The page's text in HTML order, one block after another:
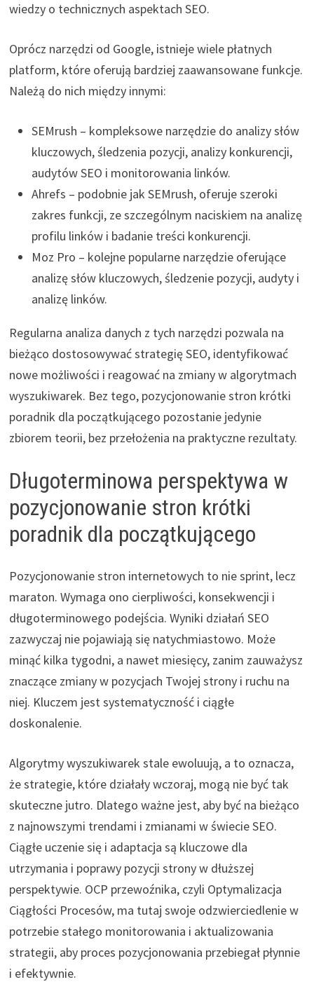
wiedzy o technicznych aspektach SEO.
Oprócz narzędzi od Google, istnieje wiele płatnych
platform, które oferują bardziej zaawansowane funkcje.
Należą do nich między innymi:
SEMrush – kompleksowe narzędzie do analizy słów
kluczowych, śledzenia pozycji, analizy konkurencji,
audytów SEO i monitorowania linków.
Ahrefs – podobnie jak SEMrush, oferuje szeroki
zakres funkcji, ze szczególnym naciskiem na analizę
profilu linków i badanie treści konkurencji.
Moz Pro – kolejne popularne narzędzie oferujące
analizę słów kluczowych, śledzenie pozycji, audyty i
analizę linków.
Regularna analiza danych z tych narzędzi pozwala na
bieżąco dostosowywać strategię SEO, identyfikować
nowe możliwości i reagować na zmiany w algorytmach
wyszukiwarek. Bez tego, pozycjonowanie stron krótki
poradnik dla początkującego pozostanie jedynie
zbiorem teorii, bez przełożenia na praktyczne rezultaty.
Długoterminowa perspektywa w
pozycjonowanie stron krótki
poradnik dla początkującego
Pozycjonowanie stron internetowych to nie sprint, lecz
maraton. Wymaga ono cierpliwości, konsekwencji i
długoterminowego podejścia. Wyniki działań SEO
zazwyczaj nie pojawiają się natychmiastowo. Może
minąć kilka tygodni, a nawet miesięcy, zanim zauważysz
znaczące zmiany w pozycjach Twojej strony i ruchu na
niej. Kluczem jest systematyczność i ciągłe
doskonalenie.
Algorytmy wyszukiwarek stale ewoluują, a to oznacza,
że strategie, które działały wczoraj, mogą nie być tak
skuteczne jutro. Dlatego ważne jest, aby być na bieżąco
z najnowszymi trendami i zmianami w świecie SEO.
Ciągłe uczenie się i adaptacja są kluczowe dla
utrzymania i poprawy pozycji strony w dłuższej
perspektywie. OCP przewoźnika, czyli Optymalizacja
Ciągłości Procesów, ma tutaj swoje odzwierciedlenie w
potrzebie stałego monitorowania i aktualizowania
strategii, aby proces pozycjonowania przebiegał płynnie
i efektywnie.